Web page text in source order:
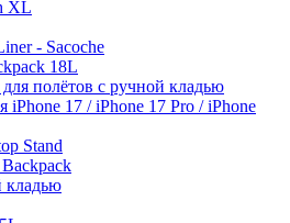
XL
- Sacoche
18L
полётов с ручной кладью
17 / iPhone 17 Pro / iPhone
Stand
кладью